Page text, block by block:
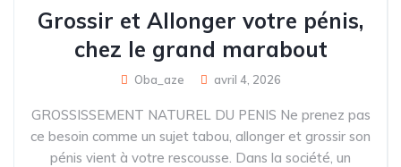
Grossir et Allonger votre pénis,
chez le grand marabout
Oba_aze avril 4, 2026
GROSSISSEMENT NATUREL DU PENIS Ne prenez pas
ce besoin comme un sujet tabou, allonger et grossir son
pénis vient à votre rescousse. Dans la société, un